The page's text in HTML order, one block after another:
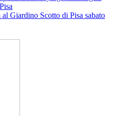
Giardino Scotto di Pisa sabato